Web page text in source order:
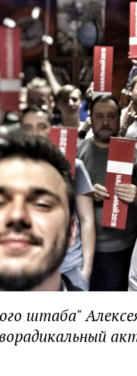
штаба"